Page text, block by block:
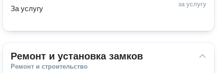
за услугу
За услугу
Ремонт и установка замков
Ремонт и строительство